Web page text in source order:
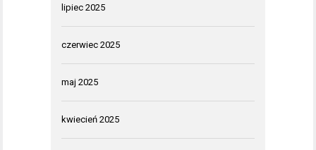
lipiec 2025
czerwiec 2025
maj 2025
kwiecień 2025